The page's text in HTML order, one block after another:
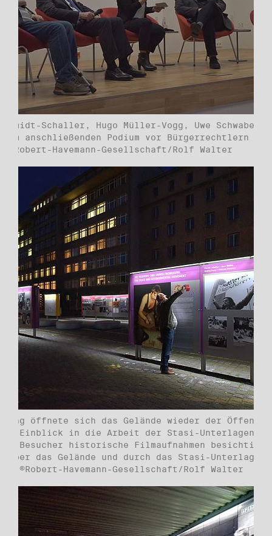
Schaller, Hugo Müller-Vogg, Uwe Schwabe
im anschließenden Podium vor Bürgerrechtlern und
©Robert-Havemann-Gesellschaft/Rolf Walter
öffnete sich das Gelände wieder der
Einblick in die Arbeit der Stasi-
Besucher historische Filmaufnahmen
über das Gelände und durch das Stasi-
©Robert-Havemann-Gesellschaft/Rolf Walter